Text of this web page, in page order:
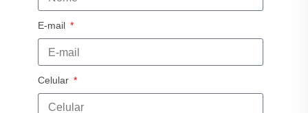
E-mail
Celular